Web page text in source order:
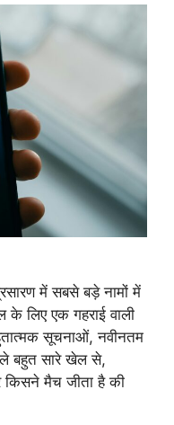
में सबसे बड़े नामों में
लिए एक गहराई वाली
सूचनाओं, नवीनतम
बहुत सारे खेल से,
मैच जीता है की